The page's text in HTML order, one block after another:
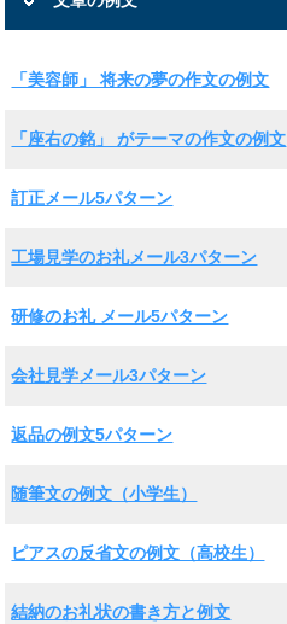
「美容師」 将来の夢の作文の例文
「座右の銘」 がテーマの作文の例文
訂正メール5パターン
工場見学のお礼メール3パターン
研修のお礼 メール5パターン
会社見学メール3パターン
返品の例文5パターン
随筆文の例文（小学生）
ピアスの反省文の例文（高校生）
結納のお礼状の書き方と例文